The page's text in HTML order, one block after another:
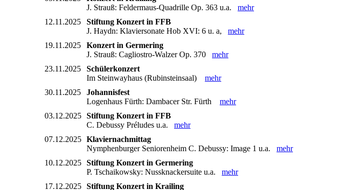
J. Strauß: Feldermaus-Quadrille Op. 363 u.a. mehr
12.11.2025
Stiftung Konzert in FFB
J. Haydn: Klaviersonate Hob XVI: 6 u. a, mehr
19.11.2025
Konzert in Germering
J. Strauß: Cagliostro-Walzer Op. 370 mehr
23.11.2025
Schülerkonzert
Im Steinwayhaus (Rubinsteinsaal) mehr
30.11.2025
Johannisfest
Logenhaus Fürth: Dambacer Str. Fürth mehr
03.12.2025 Stiftung Konzert in FFB
C. Debussy Préludes u.a. mehr
07.12.2025 Klaviernachmittag
Nymphenburger Seniorenheim C. Debussy: Image 1 u.a. mehr
10.12.2025 Stiftung Konzert in Germering
P. Tschaikowsky: Nussknackersuite u.a. mehr
17.12.2025 Stiftung Konzert in Krailing